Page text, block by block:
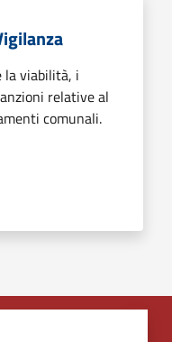
la viabilità, i
relative al
comunali.